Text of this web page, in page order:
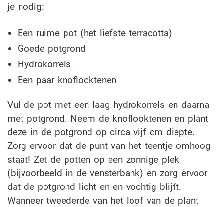
je nodig:
Een ruime pot (het liefste terracotta)
Goede potgrond
Hydrokorrels
Een paar knoflooktenen
Vul de pot met een laag hydrokorrels en daarna
met potgrond. Neem de knoflooktenen en plant
deze in de potgrond op circa vijf cm diepte.
Zorg ervoor dat de punt van het teentje omhoog
staat! Zet de potten op een zonnige plek
(bijvoorbeeld in de vensterbank) en zorg ervoor
dat de potgrond licht en en vochtig blijft.
Wanneer tweederde van het loof van de plant